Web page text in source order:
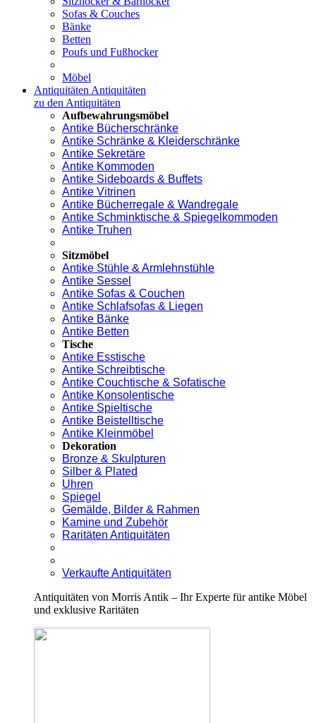
Sofas & Couches
Bänke
Betten
Poufs und Fußhocker
Möbel
Antiquitäten Antiquitäten
zu den Antiquitäten
Aufbewahrungsmöbel
Antike Bücherschränke
Antike Schränke & Kleiderschränke
Antike Sekretäre
Antike Kommoden
Antike Sideboards & Buffets
Antike Vitrinen
Antike Bücherregale & Wandregale
Antike Schminktische & Spiegelkommoden
Antike Truhen
Sitzmöbel
Antike Stühle & Armlehnstühle
Antike Sessel
Antike Sofas & Couchen
Antike Schlafsofas & Liegen
Antike Bänke
Antike Betten
Tische
Antike Esstische
Antike Schreibtische
Antike Couchtische & Sofatische
Antike Konsolentische
Antike Spieltische
Antike Beistelltische
Antike Kleinmöbel
Dekoration
Bronze & Skulpturen
Silber & Plated
Uhren
Spiegel
Gemälde, Bilder & Rahmen
Kamine und Zubehör
Raritäten Antiquitäten
Verkaufte Antiquitäten
Antiquitäten von Morris Antik – Ihr Experte für antike Möbel
und exklusive Raritäten